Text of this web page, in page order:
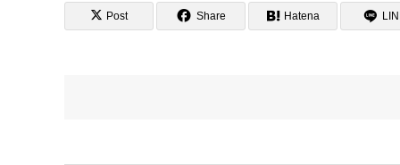
Post Share Hatena